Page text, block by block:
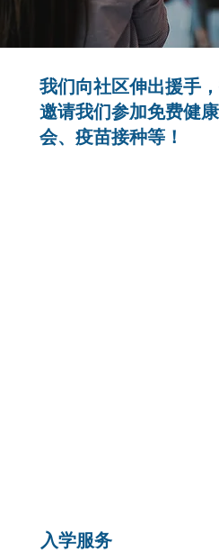
我们向社区伸出援手
邀请我们参加免费健
会、疫苗接种等！
入学服务